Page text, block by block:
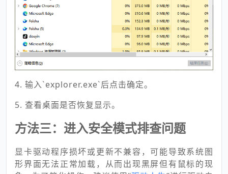
4. 输入`explorer.exe`后点击确定。
5. 查看桌面是否恢复显示。
方法三：进入安全模式排查问题
显卡驱动程序损坏或更新不兼容，可能导致系统图
形界面无法正常加载，从而出现黑屏但有鼠标的现